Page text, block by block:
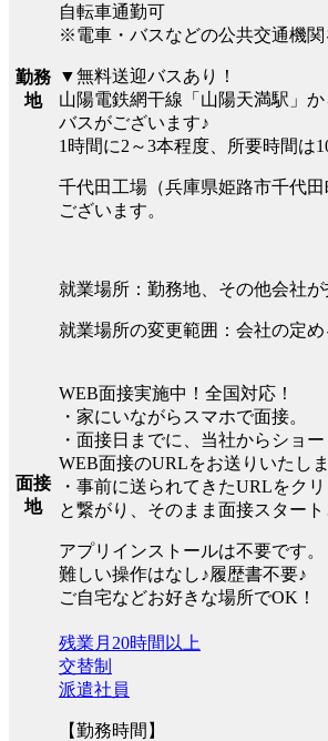
勤務
地
自転車通勤可
※電車・バスなどの公共交通機関
▼無料送迎バスあり！
山陽電鉄網干線「山陽天満駅」
バスがございます♪
1時間に2～3本程度、所要時間は
千代田工場（兵庫県姫路市千代
ございます。
就業場所：勤務地、その他会社が
就業場所の変更範囲：会社の定
面接
地
WEB面接実施中！全国対応！
・家にいながらスマホで面接。
・面接日までに、当社からショ
WEB面接のURLをお送りいたしま
・事前に送られてきたURLをク
と繋がり、そのまま面接スタート
アプリインストールは不要です。
難しい操作はなし♪履歴書不要♪
ご自宅などお好きな場所でOK！
残業月20時間以上
交替制
派遣社員
【勤務時間】